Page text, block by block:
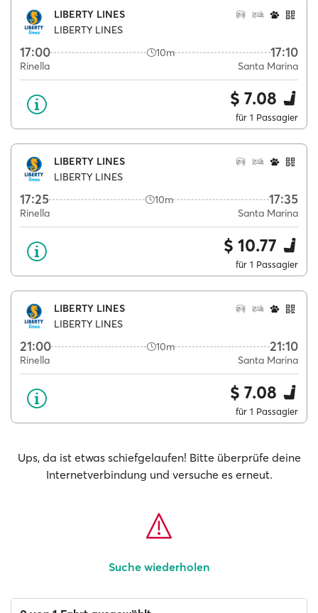
LIBERTY LINES
LIBERTY LINES
17:00 10m 17:10
Rinella Santa Marina
$ 7.08
für 1 Passagier
LIBERTY LINES
LIBERTY LINES
17:25 10m 17:35
Rinella Santa Marina
$ 10.77
für 1 Passagier
LIBERTY LINES
LIBERTY LINES
21:00 10m 21:10
Rinella Santa Marina
$ 7.08
für 1 Passagier
Ups, da ist etwas schiefgelaufen! Bitte überprüfe deine
Internetverbindung und versuche es erneut.
Suche wiederholen